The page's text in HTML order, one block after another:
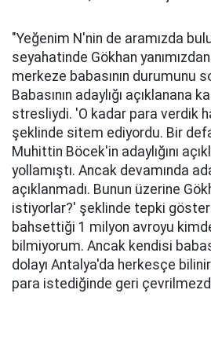
"Yeğenim N'nin de aramızda
seyahatinde Gökhan yanımızdan
merkeze babasının durumunu
Babasının adaylığı açıklanana
stresliydi. 'O kadar para verdik
şeklinde sitem ediyordu. Bir
Muhittin Böcek'in adaylığını
yollamıştı. Ancak devamında
açıklanmadı. Bunun üzerine
istiyorlar?' şeklinde tepki
bahsettiği 1 milyon avroyu
bilmiyorum. Ancak kendisi
dolayı Antalya'da herkesçe
para istediğinde geri